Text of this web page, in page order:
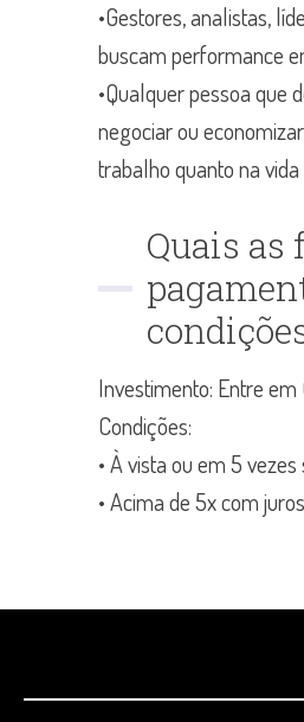
•Gestores, analistas,
buscam performance
•Qualquer pessoa que
negociar ou
trabalho quanto na
Quais as
Investimento: Entre em
Condições:
• À vista ou em 5
• Acima de 5x com